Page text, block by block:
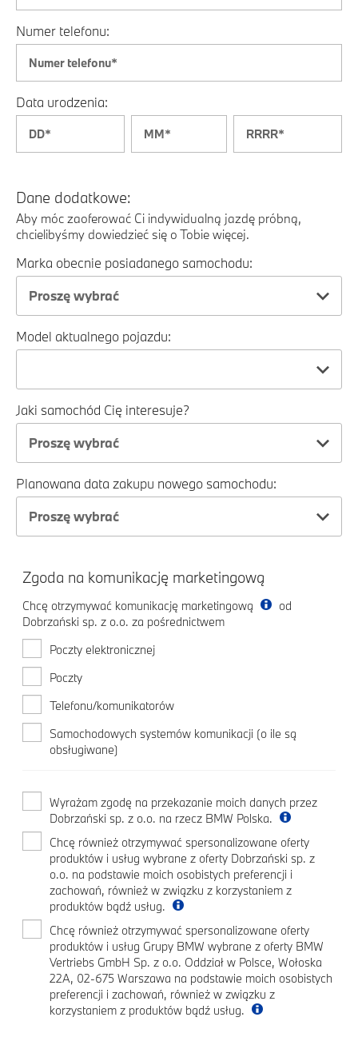
Numer telefonu:
Data urodzenia:
Dane dodatkowe:
Aby móc zaoferować Ci indywidualną jazdę próbną,
chcielibyśmy dowiedzieć się o Tobie więcej.
Marka obecnie posiadanego samochodu:
Proszę wybrać
Model aktualnego pojazdu:
Jaki samochód Cię interesuje?
Proszę wybrać
Planowana data zakupu nowego samochodu:
Proszę wybrać
Zgoda na komunikację marketingową
Chcę otrzymywać komunikację marketingową
od
Dobrzański sp. z o.o. za pośrednictwem
Poczty elektronicznej
Poczty
Telefonu/komunikatorów
Samochodowych systemów komunikacji (o ile są
obsługiwane)
Wyrażam zgodę na przekazanie moich danych przez
Dobrzański sp. z o.o. na rzecz BMW Polska.
Chcę również otrzymywać spersonalizowane oferty
produktów i usług wybrane z oferty Dobrzański sp. z
o.o. na podstawie moich osobistych preferencji i
zachowań, również w związku z korzystaniem z
produktów bądź usług.
Chcę również otrzymywać spersonalizowane oferty
produktów i usług Grupy BMW wybrane z oferty BMW
Vertriebs GmbH Sp. z o.o. Oddział w Polsce, Wołoska
22A, 02-675 Warszawa na podstawie moich osobistych
preferencji i zachowań, również w związku z
korzystaniem z produktów bądź usług.